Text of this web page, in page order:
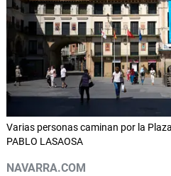
Varias personas caminan por la
PABLO LASAOSA
NAVARRA.COM